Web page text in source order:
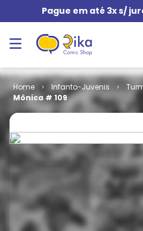
Pague em até 3x s/
Infanto-Juvenis
Mônica # 109